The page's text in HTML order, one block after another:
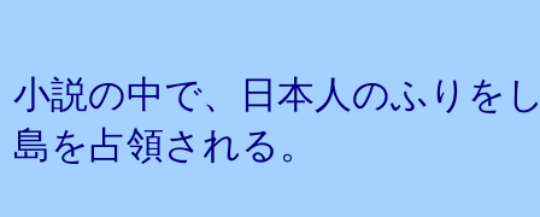
小説の中で、日本人のふりを
島を占領される。